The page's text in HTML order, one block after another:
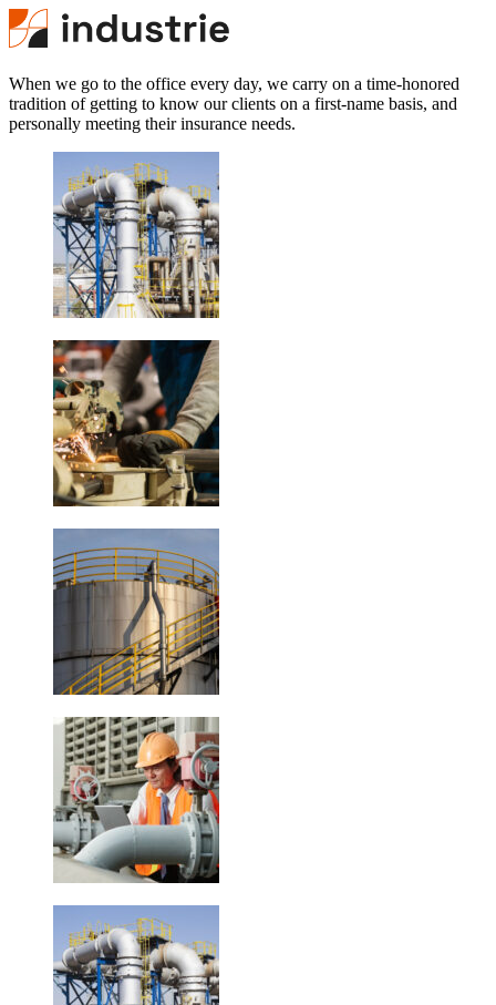
When we go to the office every day, we carry on a time-honored
tradition of getting to know our clients on a first-name basis, and
personally meeting their insurance needs.